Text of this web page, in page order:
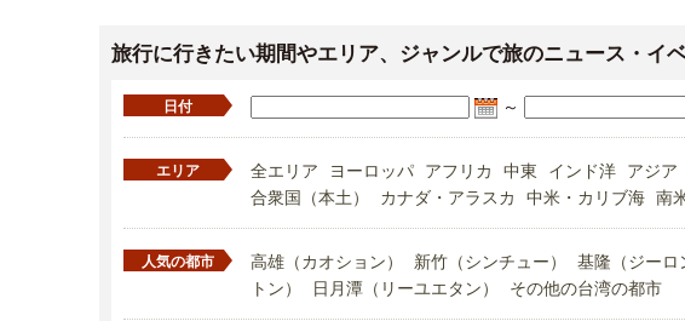
旅行に行きたい期間やエリア、ジャンルで旅のニュース・イ
日付 ～
エリア 全エリア ヨーロッパ アフリカ 中東 インド洋 アジア
合衆国（本土）
カナダ・アラスカ 中米・カリブ海 南
人気の都市 高雄（カオション） 新竹（シンチュー） 基隆（ジーロ
トン）
日月潭（リーユエタン） その他の台湾の都市